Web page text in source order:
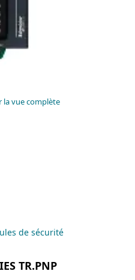
la vue complète
de sécurité
TR.PNP